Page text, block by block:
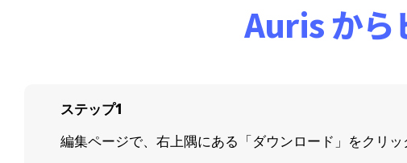
Auris から
ステップ1
編集ページで、右上隅にある「ダウンロード」をクリッ